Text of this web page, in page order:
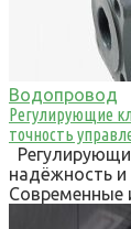
Водопровод
Регулирующие
точность
надёжность и
Современные